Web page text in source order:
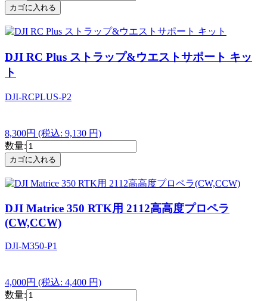
DJI RC Plus ストラップ&ウエストサポート キッ
ト
DJI-RCPLUS-P2
8,300円 (税込: 9,130 円)
数量:
DJI Matrice 350 RTK用 2112高高度プロペラ
(CW,CCW)
DJI-M350-P1
4,000円 (税込: 4,400 円)
数量: